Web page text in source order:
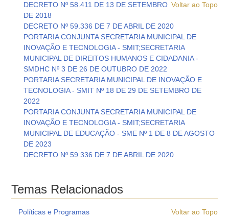
Voltar ao Topo
DECRETO Nº 58.411 DE 13 DE SETEMBRO
DE 2018
DECRETO Nº 59.336 DE 7 DE ABRIL DE 2020
PORTARIA CONJUNTA SECRETARIA MUNICIPAL DE
INOVAÇÃO E TECNOLOGIA - SMIT;SECRETARIA
MUNICIPAL DE DIREITOS HUMANOS E CIDADANIA -
SMDHC Nº 3 DE 26 DE OUTUBRO DE 2022
PORTARIA SECRETARIA MUNICIPAL DE INOVAÇÃO E
TECNOLOGIA - SMIT Nº 18 DE 29 DE SETEMBRO DE
2022
PORTARIA CONJUNTA SECRETARIA MUNICIPAL DE
INOVAÇÃO E TECNOLOGIA - SMIT;SECRETARIA
MUNICIPAL DE EDUCAÇÃO - SME Nº 1 DE 8 DE AGOSTO
DE 2023
DECRETO Nº 59.336 DE 7 DE ABRIL DE 2020
Temas Relacionados
Voltar ao Topo
Políticas e Programas